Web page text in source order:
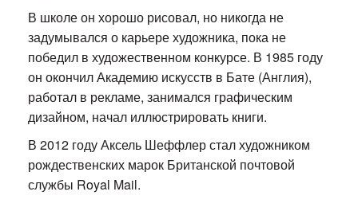
В школе он хорошо рисовал, но никогда не
задумывался о карьере художника, пока не
победил в художественном конкурсе. В 1985 году
он окончил Академию искусств в Бате (Англия),
работал в рекламе, занимался графическим
дизайном, начал иллюстрировать книги.
В 2012 году Аксель Шеффлер стал художником
рождественских марок Британской почтовой
службы Royal Mail.